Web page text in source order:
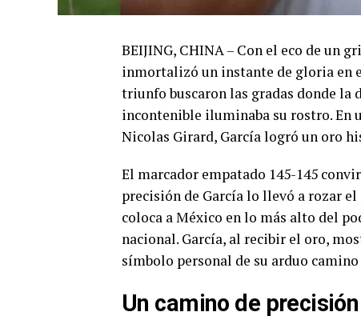
BEIJING, CHINA – Con el eco de un
inmortalizó un instante de gloria en
triunfo buscaron las gradas donde la
incontenible iluminaba su rostro. En
Nicolas Girard, García logró un oro
El marcador empatado 145-145
precisión de García lo llevó a rozar
coloca a México en lo más alto del
nacional. García, al recibir el oro,
símbolo personal de su arduo
Un camino de